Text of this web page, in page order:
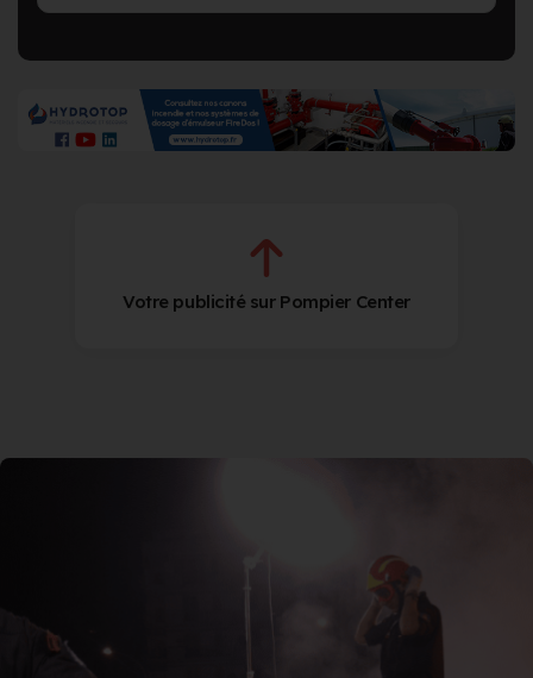
Votre publicité sur Pompier Center